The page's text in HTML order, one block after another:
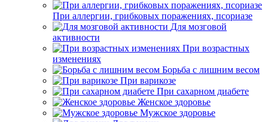
При аллергии, грибковых поражениях, псориазе
Для мозговой
активности
При возрастных
изменениях
Борьба с лишним весом
При варикозе
При сахарном диабете
Женское здоровье
Мужское здоровье